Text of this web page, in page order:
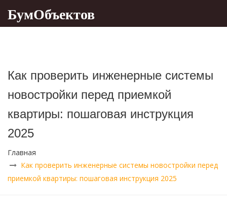
БумОбъектов
Как проверить инженерные системы
новостройки перед приемкой
квартиры: пошаговая инструкция
2025
Главная
Как проверить инженерные системы новостройки перед
приемкой квартиры: пошаговая инструкция 2025